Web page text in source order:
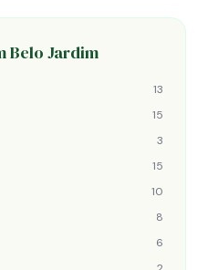
Belo Jardim
13
15
3
15
10
8
6